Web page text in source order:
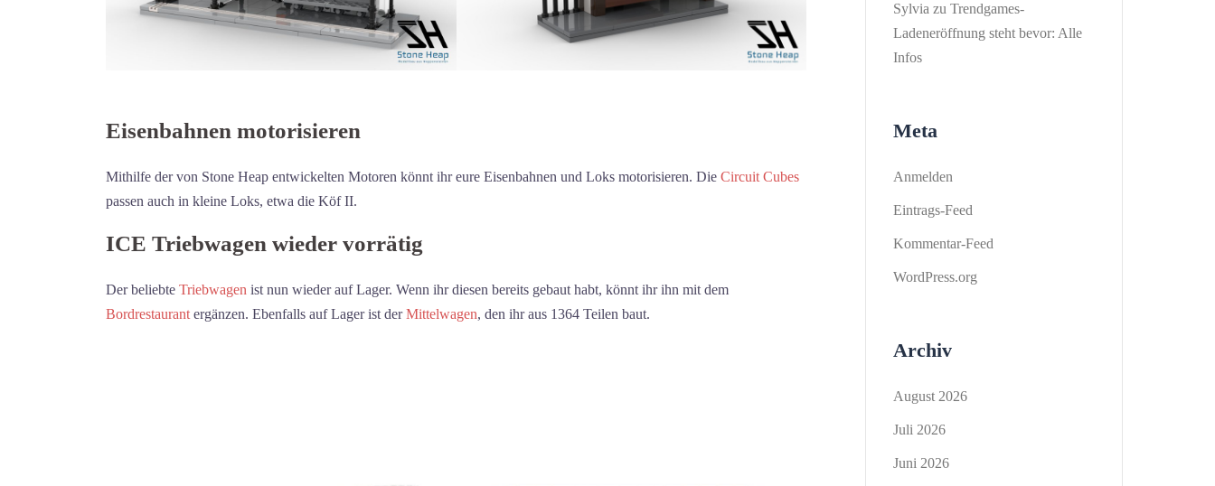
Eisenbahnen motorisieren
Mithilfe der von Stone Heap entwickelten Motoren könnt ihr eure Eisenbahnen und Loks motorisieren. Die Circuit Cubes
passen auch in kleine Loks, etwa die Köf II.
ICE Triebwagen wieder vorrätig
Der beliebte Triebwagen ist nun wieder auf Lager. Wenn ihr diesen bereits gebaut habt, könnt ihr ihn mit dem
Bordrestaurant ergänzen. Ebenfalls auf Lager ist derMittelwagen, den ihr aus 1364 Teilen baut.
Sylvia zu Trendgames-
Ladeneröffnung steht bevor: Alle
Infos
Meta
Anmelden
Eintrags-Feed
Kommentar-Feed
WordPress.org
Archiv
August 2026
Juli 2026
Juni 2026